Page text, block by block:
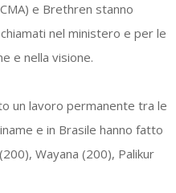
e Brethren stanno
nel ministero e per le
e nella visione.
un lavoro permanente tra le
e in Brasile hanno fatto
Wayana (200), Palikur